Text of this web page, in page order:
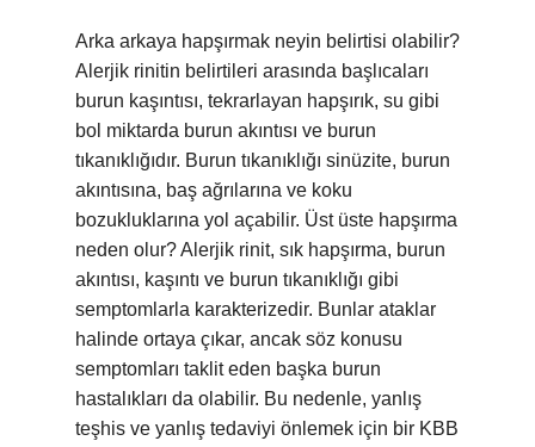
Arka arkaya hapşırmak neyin belirtisi olabilir?
Alerjik rinitin belirtileri arasında başlıcaları
burun kaşıntısı, tekrarlayan hapşırık, su gibi
bol miktarda burun akıntısı ve burun
tıkanıklığıdır. Burun tıkanıklığı sinüzite, burun
akıntısına, baş ağrılarına ve koku
bozukluklarına yol açabilir. Üst üste hapşırma
neden olur? Alerjik rinit, sık hapşırma, burun
akıntısı, kaşıntı ve burun tıkanıklığı gibi
semptomlarla karakterizedir. Bunlar ataklar
halinde ortaya çıkar, ancak söz konusu
semptomları taklit eden başka burun
hastalıkları da olabilir. Bu nedenle, yanlış
teşhis ve yanlış tedaviyi önlemek için bir KBB